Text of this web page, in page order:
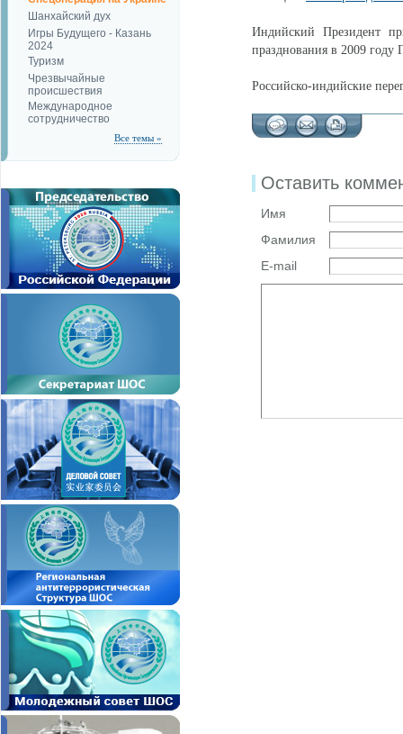
Шанхайский дух
Игры Будущего - Казань
2024
Туризм
Чрезвычайные
происшествия
Международное
сотрудничество
Все темы »
Индийский Президент
празднования в 2009 году
Российско-индийские
Оставить
Имя
Фамилия
E-mail